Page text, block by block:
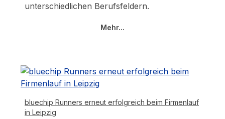
unterschiedlichen Berufsfeldern.
Mehr...
bluechip Runners erneut erfolgreich beim Firmenlauf
in Leipzig